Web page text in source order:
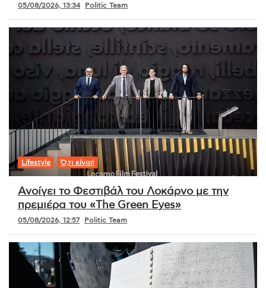
05/08/2026, 13:34 Politic Team
Lifestyle Ό,τι είναι!
Ανοίγει το Φεστιβάλ του Λοκάρνο με την
πρεμιέρα του «The Green Eyes»
05/08/2026, 12:57 Politic Team